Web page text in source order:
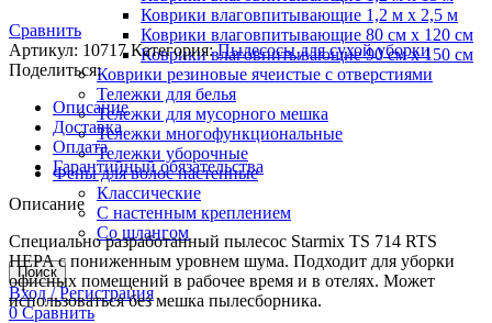
Коврики влаговпитывающие 1,2 м х 2,5 м
Коврики влаговпитывающие 80 см х 120 см
Коврики влаговпитывающие 90 см х 150 см
Коврики резиновые ячеистые с отверстиями
Тележки для белья
Тележки для мусорного мешка
Тележки многофункциональные
Тележки уборочные
Фены для волос настенные
Классические
С настенным креплением
Со шлангом
Поиск
Вход / Регистрация
0 Сравнить
Сравнить
Артикул: 10717Категория: Пылесосы для сухой уборки
Поделиться:
Описание
Доставка
Оплата
Гарантийный обязательства
Описание
Специально разработанный пылесос Starmix TS 714 RTS
HEPA с пониженным уровнем шума. Подходит для уборки
офисных помещений в рабочее время и в отелях. Может
использоваться без мешка пылесборника.